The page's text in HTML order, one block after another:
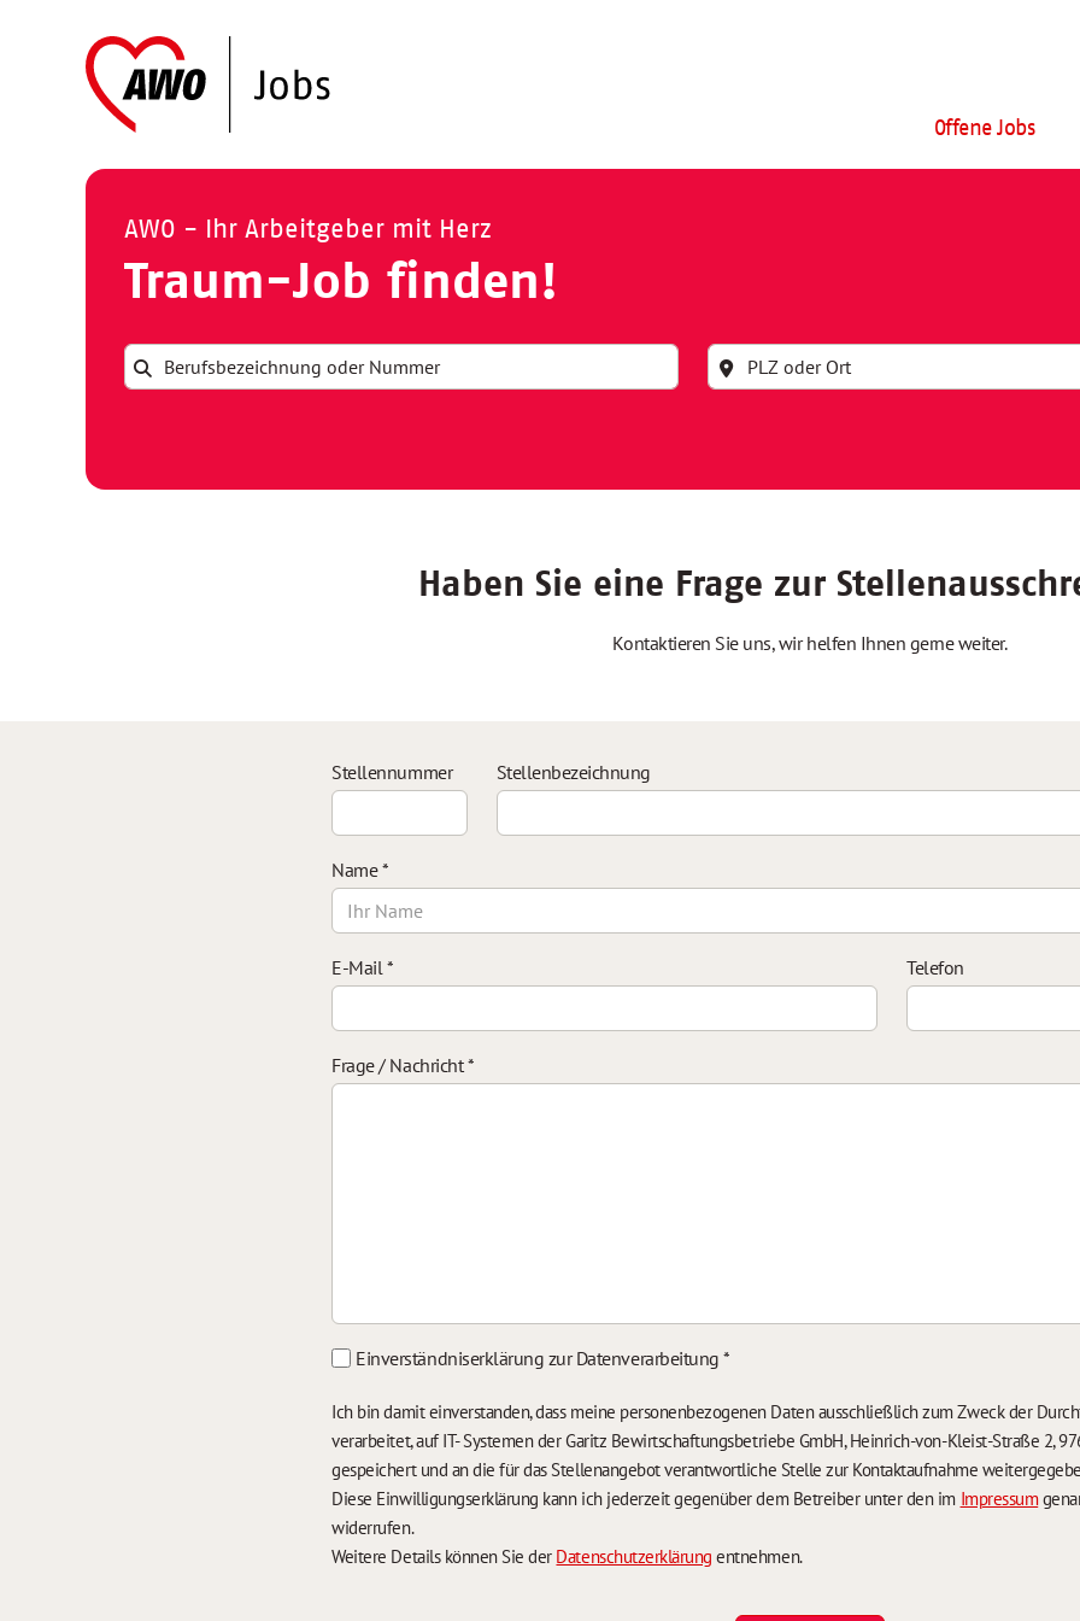
Offene Jobs
AWO - Ihr Arbeitgeber mit Herz
Traum-Job finden!
Haben Sie eine Frage zur
Kontaktieren Sie uns, wir helfen Ihnen gerne weiter.
Stellennummer Stellenbezeichnung
Name*
E-Mail* Telefon
Frage / Nachricht*
Einverständniserklärung zur Datenverarbeitung*
Ich bin damit einverstanden, dass meine personenbezogenen Daten ausschließlich zum Zweck der
verarbeitet, auf IT- Systemen der Garitz Bewirtschaftungsbetriebe GmbH, Heinrich-von-Kleist-Straße 2,
gespeichert und an die für das Stellenangebot verantwortliche Stelle zur Kontaktaufnahme
Diese Einwilligungserklärung kann ich jederzeit gegenüber dem Betreiber unter den im Impressum
widerrufen.
Weitere Details können Sie der Datenschutzerklärung entnehmen.